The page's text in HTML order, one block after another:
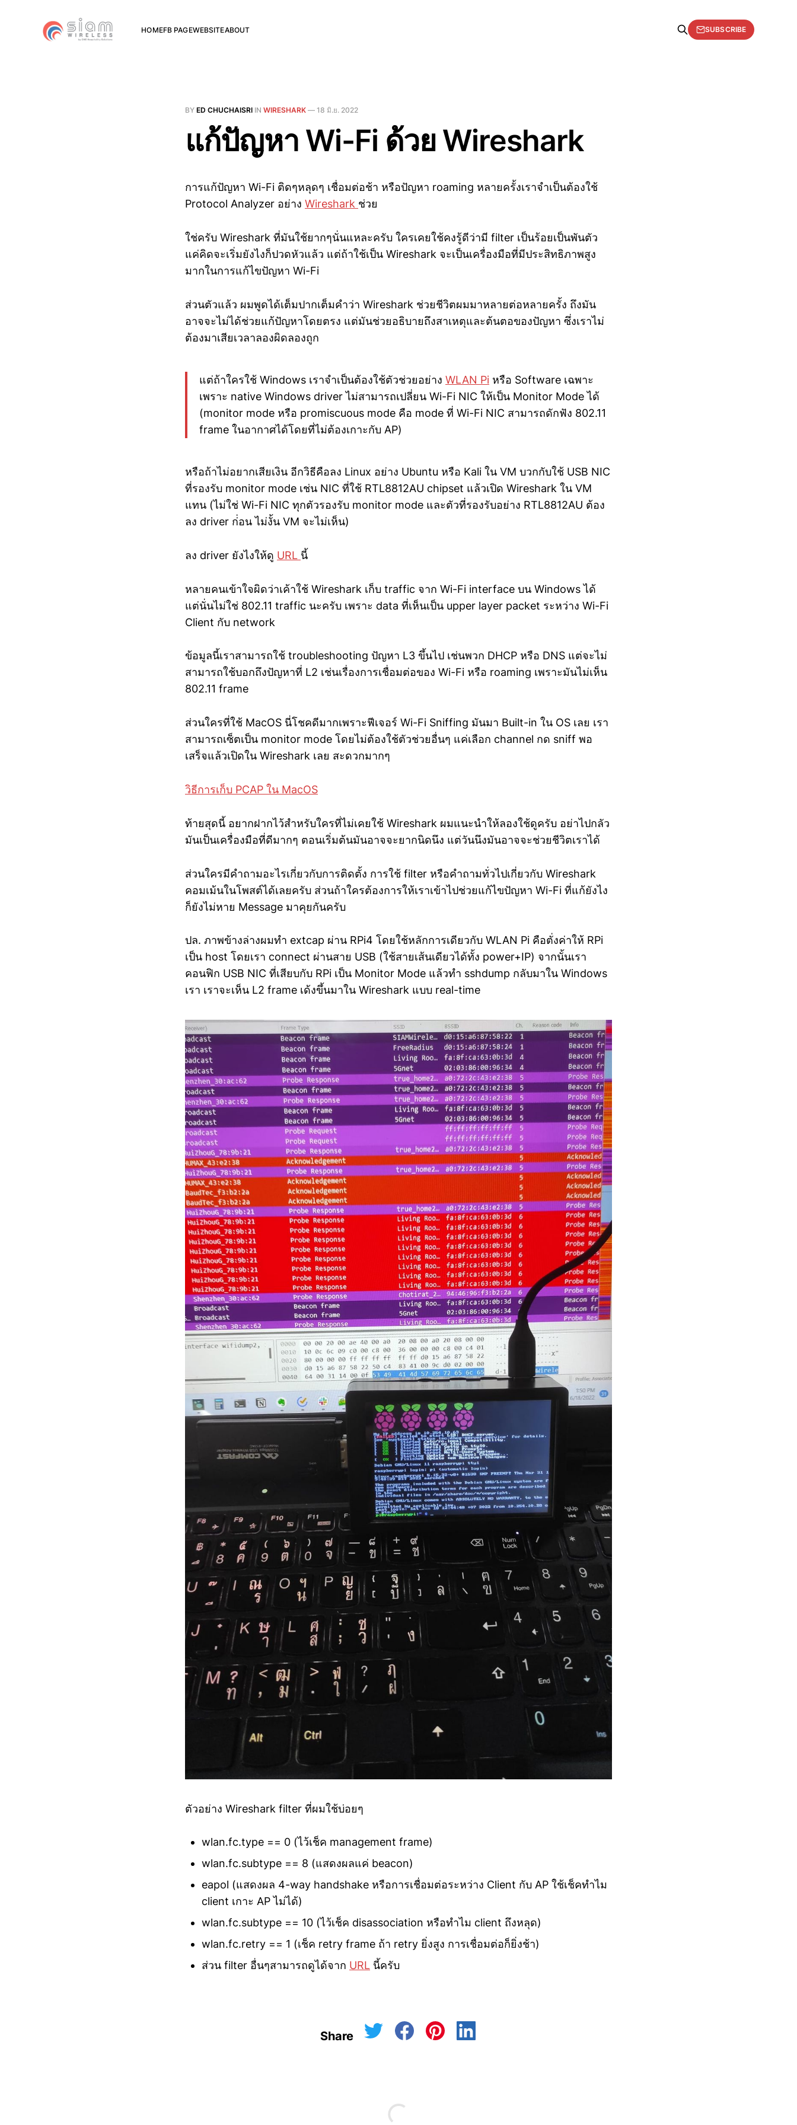
HOMEFB PAGEWEBSITEABOUT SUBSCRIBE
BY ED CHUCHAISRI IN WIRESHARK — 18 มิ.ย. 2022
แก้ปัญหา Wi-Fi ด้วย Wireshark
การแก้ปัญหา Wi-Fi ติดๆหลุดๆ เชื่อมต่อช้า หรือปัญหา roaming หลายครั้งเราจำเป็นต้องใช้
Protocol Analyzer อย่าง Wireshark ช่วย
ใช่ครับ Wireshark ที่มันใช้ยากๆนั่นแหละครับ ใครเคยใช้คงรู้ดีว่ามี filter เป็นร้อยเป็นพันตัว
แค่คิดจะเริ่มยังไงก็ปวดหัวแล้ว แต่ถ้าใช้เป็น Wireshark จะเป็นเครื่องมือที่มีประสิทธิภาพสูง
มากในการแก้ไขปัญหา Wi-Fi
ส่วนตัวแล้ว ผมพูดได้เต็มปากเต็มคำว่า Wireshark ช่วยชีวิตผมมาหลายต่อหลายครั้ง ถึงมัน
อาจจะไม่ได้ช่วยแก้ปัญหาโดยตรง แต่มันช่วยอธิบายถึงสาเหตุและต้นตอของปัญหา ซึ่งเราไม่
ต้องมาเสียเวลาลองผิดลองถูก
แต่ถ้าใครใช้ Windows เราจำเป็นต้องใช้ตัวช่วยอย่าง WLAN Pi หรือ Software เฉพาะ
เพราะ native Windows driver ไม่สามารถเปลี่ยน Wi-Fi NIC ให้เป็น Monitor Mode ได้
(monitor mode หรือ promiscuous mode คือ mode ที่ Wi-Fi NIC สามารถดักฟัง 802.11
frame ในอากาศได้โดยที่ไม่ต้องเกาะกับ AP)
หรือถ้าไม่อยากเสียเงิน อีกวิธีคือลง Linux อย่าง Ubuntu หรือ Kali ใน VM บวกกับใช้ USB NIC
ที่รองรับ monitor mode เช่น NIC ที่ใช้ RTL8812AU chipset แล้วเปิด Wireshark ใน VM
แทน (ไม่ใช่ Wi-Fi NIC ทุกตัวรองรับ monitor mode และตัวที่รองรับอย่าง RTL8812AU ต้อง
ลง driver ก่่อน ไม่งั้น VM จะไม่เห็น)
ลง driver ยังไงให้ดู URL นี้
หลายคนเข้าใจผิดว่าเค้าใช้ Wireshark เก็บ traffic จาก Wi-Fi interface บน Windows ได้
แต่นั่นไม่ใช่ 802.11 traffic นะครับ เพราะ data ที่เห็นเป็น upper layer packet ระหว่าง Wi-Fi
Client กับ network
ข้อมูลนี้เราสามารถใช้ troubleshooting ปัญหา L3 ขึ้นไป เช่นพวก DHCP หรือ DNS แต่จะไม่
สามารถใช้บอกถึงปัญหาที่ L2 เช่นเรื่องการเชื่อมต่อของ Wi-Fi หรือ roaming เพราะมันไม่เห็น
802.11 frame
ส่วนใครที่ใช้ MacOS นี่โชคดีมากเพราะฟีเจอร์ Wi-Fi Sniffing มันมา Built-in ใน OS เลย เรา
สามารถเซ็ตเป็น monitor mode โดยไม่ต้องใช้ตัวช่วยอื่นๆ แค่เลือก channel กด sniff พอ
เสร็จแล้วเปิดใน Wireshark เลย สะดวกมากๆ
วิธีการเก็บ PCAP ใน MacOS
ท้ายสุดนี้ อยากฝากไว้สำหรับใครที่ไม่เคยใช้ Wireshark ผมแนะนำให้ลองใช้ดูครับ อย่าไปกลัว
มันเป็นเครื่องมือที่ดีมากๆ ตอนเริ่มต้นมันอาจจะยากนิดนึง แต่วันนึงมันอาจจะช่วยชีวิตเราได้
ส่วนใครมีคำถามอะไรเกี่ยวกับการติดตั้ง การใช้ filter หรือคำถามทั่วไปเกี่ยวกับ Wireshark
คอมเม้นในโพสต์ได้เลยครับ ส่วนถ้าใครต้องการให้เราเข้าไปช่วยแก้ไขปัญหา Wi-Fi ที่แก้ยังไง
ก็ยังไม่หาย Message มาคุยกันครับ
ปล. ภาพข้างล่างผมทำ extcap ผ่าน RPi4 โดยใช้หลักการเดียวกับ WLAN Pi คือตั่งค่าให้ RPi
เป็น host โดยเรา connect ผ่านสาย USB (ใช้สายเส้นเดียวได้ทั้ง power+IP) จากนั้นเรา
คอนฟิก USB NIC ที่เสียบกับ RPi เป็น Monitor Mode แล้วทำ sshdump กลับมาใน Windows
เรา เราจะเห็น L2 frame เด้งขึ้นมาใน Wireshark แบบ real-time
ตัวอย่าง Wireshark filter ที่ผมใช้บ่อยๆ
wlan.fc.type == 0 (ไว้เช็ค management frame)
wlan.fc.subtype == 8 (แสดงผลแค่ beacon)
eapol (แสดงผล 4-way handshake หรือการเชื่อมต่อระหว่าง Client กับ AP ใช้เช็คทำไม
client เกาะ AP ไม่ได้)
wlan.fc.subtype == 10 (ไว้เช็ค disassociation หรือทำไม client ถึงหลุด)
wlan.fc.retry == 1 (เช็ค retry frame ถ้า retry ยิ่งสูง การเชื่อมต่อก็ยิ่งช้า)
ส่วน filter อื่นๆสามารถดูได้จาก URL นี้ครับ
Share